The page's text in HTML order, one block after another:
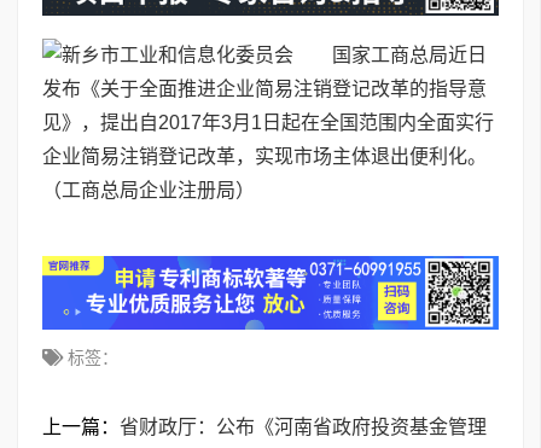
国家工商总局近日
发布《关于全面推进企业简易注销登记改革的指导意
见》，提出自2017年3月1日起在全国范围内全面实行
企业简易注销登记改革，实现市场主体退出便利化。
（工商总局企业注册局）
标签：
上一篇： 省财政厅：公布《河南省政府投资基金管理